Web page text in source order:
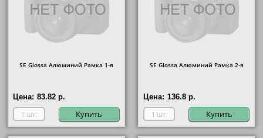
SE Glossa Алюминий Рамка 1-я
Цена: 83.82 р.
Купить
SE Glossa Алюминий Рамка 2-я
Цена: 136.8 р.
Купить